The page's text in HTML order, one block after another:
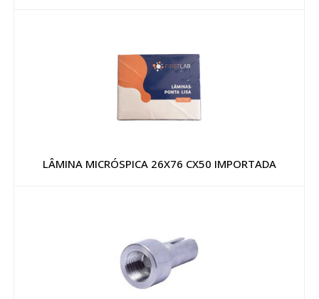
LÂMINA MICRÓSPICA 26X76 CX50 IMPORTADA